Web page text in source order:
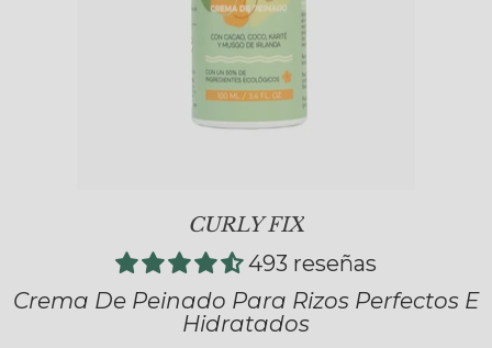
CURLY FIX
493 reseñas
Crema De Peinado Para Rizos Perfectos E
Hidratados